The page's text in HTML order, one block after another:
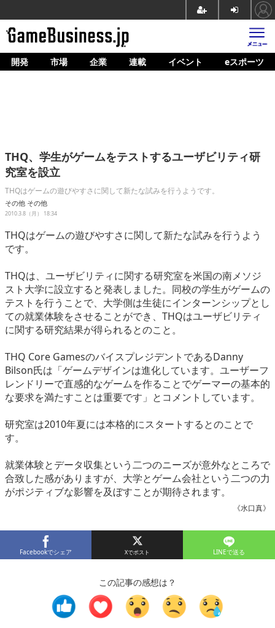
ホーム
企業動向
人材育成
産業政策
連載
eスポーツ
開発 市場 企業 連載 イベント eスポーツ
THQ、学生がゲームをテストするユーザビリティ研
究室を設立
THQはゲームの遊びやすさに関して新たな試みを行うようです。
その他 その他
2010.3.8（月） 18:34
THQはゲームの遊びやすさに関して新たな試みを行うよう
です。
THQは、ユーザビリティに関する研究室を米国の南メソジ
スト大学に設立すると発表しました。同校の学生がゲームの
テストを行うことで、大学側は生徒にインターンシップとし
ての就業体験をさせることができ、THQはユーザビリティ
に関する研究結果が得られるとのこと。
THQ Core GamesのバイスプレジデントであるDanny
Bilson氏は「ゲームデザインは進化しています。ユーザーフ
レンドリーで直感的なゲームを作ることでゲーマーの基本的
な要求を満たすことは重要です」とコメントしています。
研究室は2010年夏には本格的にスタートするとのことで
す。
就業体験とデータ収集という二つのニーズが意外なところで
合致した感がありますが、大学とゲーム会社という二つの力
がポジティブな影響を及ぼすことが期待されます。
《水口真》
Facebookでシェア LINEで送る
この記事の感想は？